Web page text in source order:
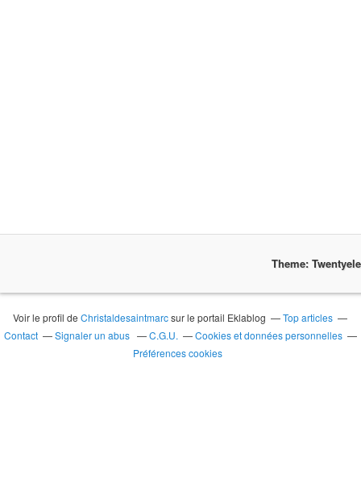
Theme:
Voir le profil deChristaldesaintmarcsur le portail Eklablog
Top articles
Contact
Signaler un abus C.G.U.
Cookies et données personnelles
Préférences cookies